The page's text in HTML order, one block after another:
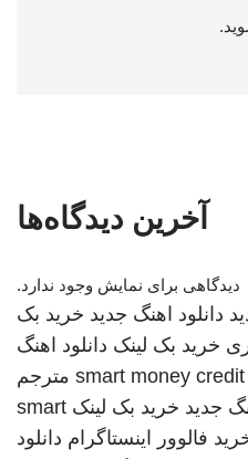
.
آخرین دیدگاه‌ها
دیدگاهی برای نمایش وجود ندارد.
دانلود اهنگ جدید خرید بک
خرید بک لینک دانلود اهنگ
smart money credit مترجم
جدید خرید بک لینک smart
فالوور اینستاگرام دانلود